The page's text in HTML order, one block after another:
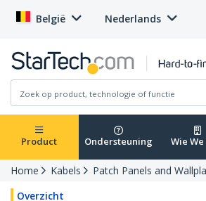
België Nederlands
Product Ondersteuning Wie
Home Kabels Patch Panels and
Overzicht